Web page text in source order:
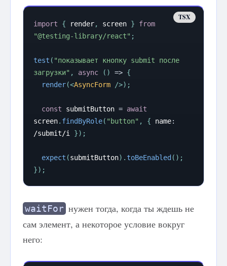
import { render, screen }
from
"@testing-library/react" ;
test ( "показывает кнопку submit после
загрузки" , async ( ) => {
render(<AsyncForm />) ;
const submitButton = await
screen. findByRole( "button" , { name:
/submit/i }) ;
expect (submitButton) . toBeEnabled ( ) ;
}) ;
waitFor нужен тогда, когда ты ждешь не
сам элемент, а некоторое условие вокруг
него: